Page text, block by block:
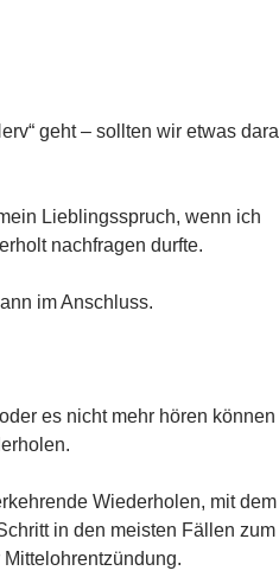
geht – sollten wir etwas
Lieblingsspruch, wenn ich
nachfragen durfte.
im Anschluss.
es nicht mehr hören können
Wiederholen, mit dem
in den meisten Fällen zum